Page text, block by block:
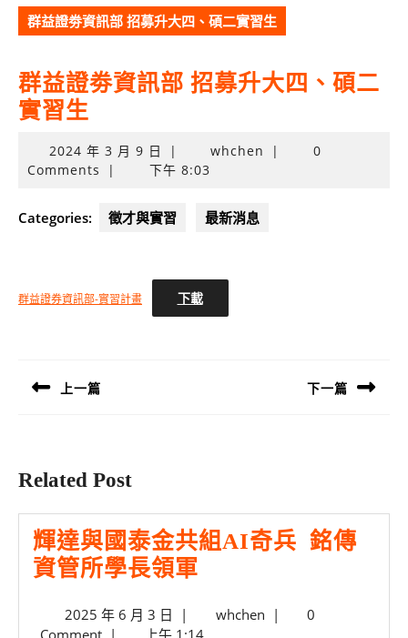
群益證劵資訊部 招募升大四、碩二實習生
群益證劵資訊部 招募升大四、碩二
實習生
2024 年 3 月 9 日 2024
年
月
9
| whchen |
0
Comments
| 下午 8:03
Categories: 徵才與實習 最新消息
群益證券資訊部-實習計畫 下載
導
上一篇 下一篇
Related Post
輝達與國泰金共組AI奇兵 銘傳
資管所學長領軍
與
2025 年 6 月 3 日 2025
年
| whchenwhchen
|
0
Comment | 上午 1:14